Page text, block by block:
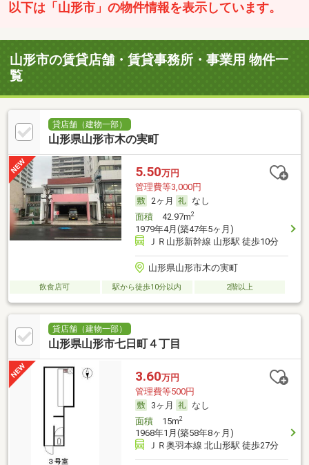
以下は「山形市」の物件情報を表示しています。
山形市の賃貸店舗・賃貸事務所・事業用 物件一
覧
貸店舗（建物一部）
山形県山形市木の実町
5.50万円
管理費等3,000円
2ヶ月
なし
面積42.97m2
1979年4月(築47年5ヶ月)
ＪＲ山形新幹線 山形駅 徒歩10分
山形県山形市木の実町
飲食店可 駅から徒歩10分以内 2階以上
貸店舗（建物一部）
山形県山形市七日町４丁目
3.60万円
管理費等500円
3ヶ月
なし
面積15m2
1968年1月(築58年8ヶ月)
ＪＲ奥羽本線 北山形駅 徒歩27分